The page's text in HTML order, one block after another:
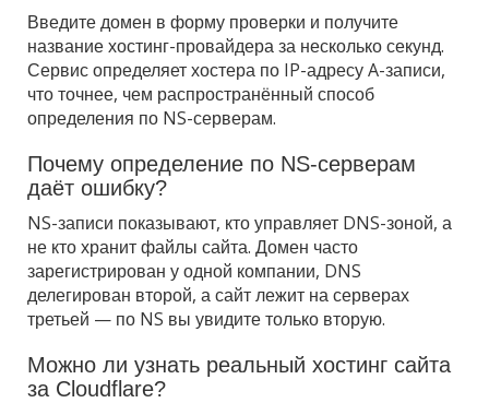
Введите домен в форму проверки и получите
название хостинг-провайдера за несколько секунд.
Сервис определяет хостера по IP-адресу A-записи,
что точнее, чем распространённый способ
определения по NS-серверам.
Почему определение по NS-серверам
даёт ошибку?
NS-записи показывают, кто управляет DNS-зоной, а
не кто хранит файлы сайта. Домен часто
зарегистрирован у одной компании, DNS
делегирован второй, а сайт лежит на серверах
третьей — по NS вы увидите только вторую.
Можно ли узнать реальный хостинг сайта
за Cloudflare?